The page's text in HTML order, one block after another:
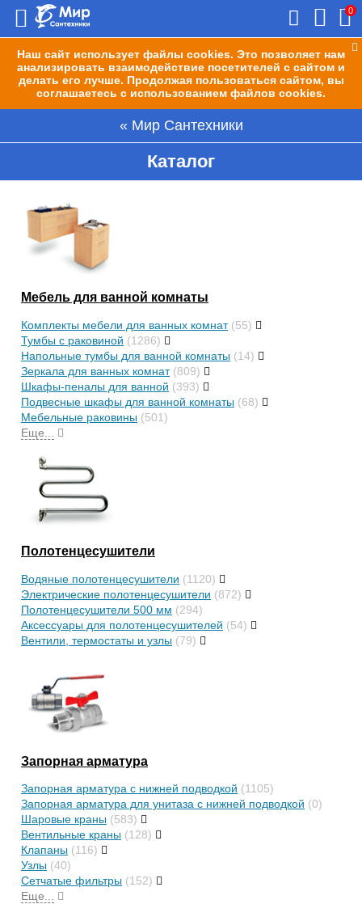
Наш сайт использует файлы cookies. Это позволяет нам
анализировать взаимодействие посетителей с сайтом и
делать его лучше. Продолжая пользоваться сайтом, вы
соглашаетесь с использованием файлов cookies.
0
Мир Сантехники
Каталог
Мебель для ванной комнаты
Комплекты мебели для ванных комнат (55)
Тумбы с раковиной (1286)
Напольные тумбы для ванной комнаты (14)
Зеркала для ванных комнат (809)
Шкафы-пеналы для ванной (393)
Подвесные шкафы для ванной комнаты (68)
Мебельные раковины (501)
Еще...
Полотенцесушители
Водяные полотенцесушители (1120)
Электрические полотенцесушители (872)
Полотенцесушители 500 мм (294)
Аксессуары для полотенцесушителей (54)
Вентили, термостаты и узлы (79)
Запорная арматура
Запорная арматура с нижней подводкой (1105)
Запорная арматура для унитаза с нижней подводкой (0)
Шаровые краны (583)
Вентильные краны (128)
Клапаны (116)
Узлы (40)
Сетчатые фильтры (152)
Еще...